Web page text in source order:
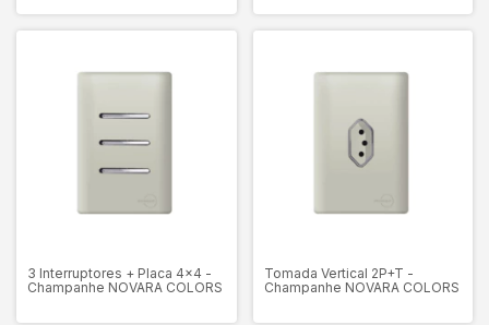
3 Interruptores + Placa 4x4 -
Champanhe NOVARA COLORS
Tomada Vertical 2P+T -
Champanhe NOVARA COLORS